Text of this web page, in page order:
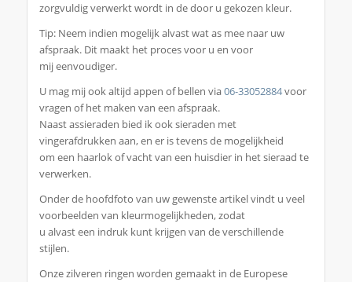
zorgvuldig verwerkt wordt in de door u gekozen kleur.
Tip: Neem indien mogelijk alvast wat as mee naar uw
afspraak. Dit maakt het proces voor u en voor
mij eenvoudiger.
U mag mij ook altijd appen of bellen via06-33052884voor
vragen of het maken van een afspraak.
Naast assieraden bied ik ook sieraden met
vingerafdrukken aan, en er is tevens de mogelijkheid
om een haarlok of vacht van een huisdier in het sieraad te
verwerken.
Onder de hoofdfoto van uw gewenste artikel vindt u veel
voorbeelden van kleurmogelijkheden, zodat
u alvast een indruk kunt krijgen van de verschillende
stijlen.
Onze zilveren ringen worden gemaakt in de Europese